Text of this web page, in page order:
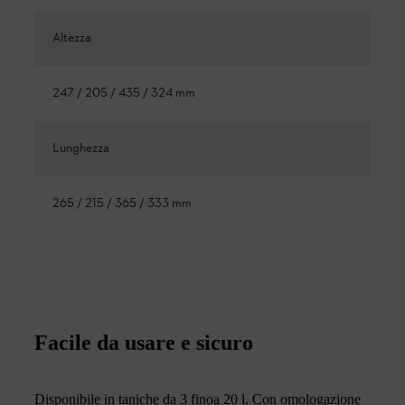
Altezza
247 / 205 / 435 / 324 mm
Lunghezza
265 / 215 / 365 / 333 mm
Facile da usare e sicuro
Disponibile in taniche da 3 finoa 20 l. Con omologazione